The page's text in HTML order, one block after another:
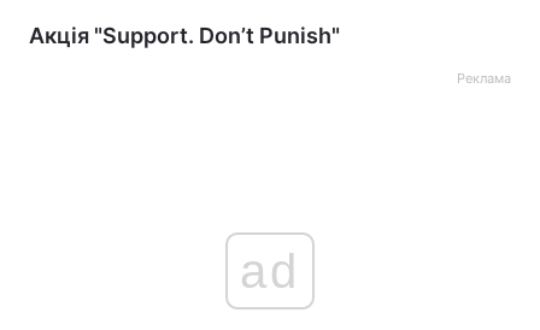
Акція "Support. Don’t Punish"
Реклама
ad